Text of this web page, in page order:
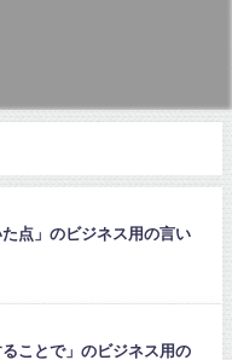
た点」のビジネス用の言い
ることで」のビジネス用の